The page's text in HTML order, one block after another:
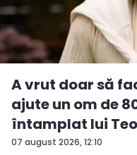
07 august 2026, 12:10
A vrut doar să
ajute un om de
întamplat lui
V...